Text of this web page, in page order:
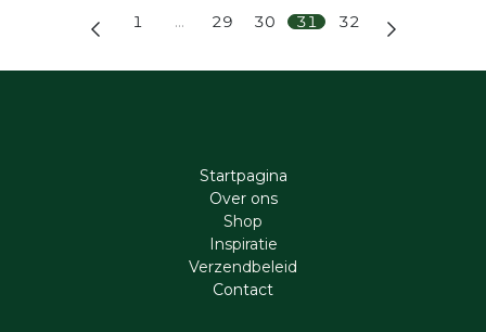
1 … 29 30 31 32
Startpagina
Ove​r​ ons
Shop
Inspiratie
Verzendbeleid
Cont​act